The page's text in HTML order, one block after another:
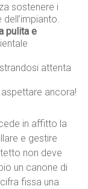
sostenere i
pulita e
attenta
aspettare ancora!
in affitto la
e gestire
non deve
un canone di
fissa una